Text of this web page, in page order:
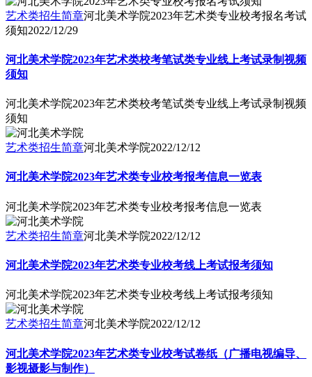
艺术类招生简章河北美术学院2023年艺术类专业校考报名考试
须知2022/12/29
河北美术学院2023年艺术类校考笔试类专业线上考试录制视频
须知
河北美术学院2023年艺术类校考笔试类专业线上考试录制视频
须知
艺术类招生简章河北美术学院2022/12/12
河北美术学院2023年艺术类专业校考报考信息一览表
河北美术学院2023年艺术类专业校考报考信息一览表
艺术类招生简章河北美术学院2022/12/12
河北美术学院2023年艺术类专业校考线上考试报考须知
河北美术学院2023年艺术类专业校考线上考试报考须知
艺术类招生简章河北美术学院2022/12/12
河北美术学院2023年艺术类专业校考试卷纸（广播电视编导、
影视摄影与制作）